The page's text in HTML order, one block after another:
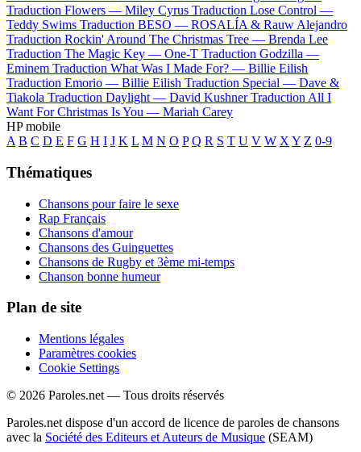
Traduction Flowers — Miley Cyrus Traduction Lose Control —
Teddy Swims Traduction BESO — ROSALÍA & Rauw Alejandro
Traduction Rockin' Around The Christmas Tree — Brenda Lee
Traduction The Magic Key — One-T Traduction Godzilla —
Eminem Traduction What Was I Made For? — Billie Eilish
Traduction Emorio — Billie Eilish Traduction Special — Dave &
Tiakola Traduction Daylight — David Kushner Traduction All I
Want For Christmas Is You — Mariah Carey
HP mobile
A B C D E F G H I J K L M N O P Q R S T U V W X Y Z 0-9
Thématiques
Chansons pour faire le sexe
Rap Français
Chansons d'amour
Chansons des Guinguettes
Chansons de Rugby et 3ème mi-temps
Chanson bonne humeur
Plan de site
Mentions légales
Paramètres cookies
Cookie Settings
© 2026 Paroles.net — Tous droits réservés
Paroles.net dispose d'un accord de licence de paroles de chansons
avec la Société des Editeurs et Auteurs de Musique (SEAM)